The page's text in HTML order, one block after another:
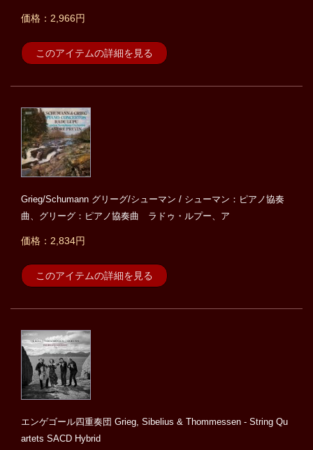
価格：2,966円
このアイテムの詳細を見る
Grieg/Schumann グリーグ/シューマン / シューマン：ピアノ協奏
曲、グリーグ：ピアノ協奏曲 ラドゥ・ルプー、ア
価格：2,834円
このアイテムの詳細を見る
エンゲゴール四重奏団 Grieg, Sibelius & Thommessen - String Qu
artets SACD Hybrid